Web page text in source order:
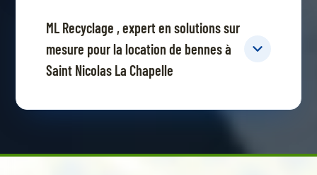
ML Recyclage , expert en solutions sur
mesure pour la location de bennes à
Saint Nicolas La Chapelle